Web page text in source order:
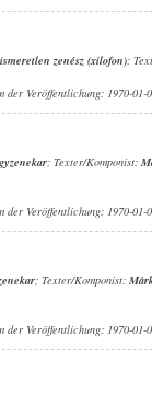
ismeretlen zenész (xilofon);
der Veröffentlichung: 1970-01-
; Texter/Komponist:
der Veröffentlichung: 1970-01-
; Texter/Komponist:
der Veröffentlichung: 1970-01-